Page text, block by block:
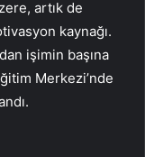
artık de
kaynağı.
işimin başına
Merkezi’nde